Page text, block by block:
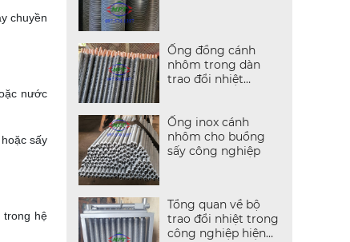
chuyền
nước
sấy
trong hệ
Ống đồng cánh
nhôm trong dàn
trao đổi nhiệt
Ống inox cánh
nhôm cho buồng
sấy công nghiệp
Tổng quan về bộ
trao đổi nhiệt trong
công nghiệp hiện